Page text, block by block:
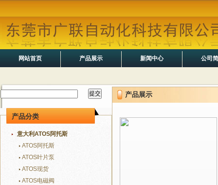
网站首页 产品展示 新闻中心 公司
产品分类
意大利ATOS阿托斯
ATOS阿托斯
ATOS叶片泵
ATOS现货
ATOS电磁阀
产品展示